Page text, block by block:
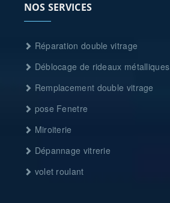
NOS SERVICES
Réparation double vitrage
Déblocage de rideaux métalliques
Remplacement double vitrage
pose Fenetre
Miroiterie
Dépannage vitrerie
volet roulant